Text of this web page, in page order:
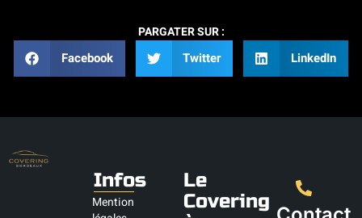
PARGATER SUR :
Facebook Twitter LinkedIn
Infos
Mention
Le
Covering